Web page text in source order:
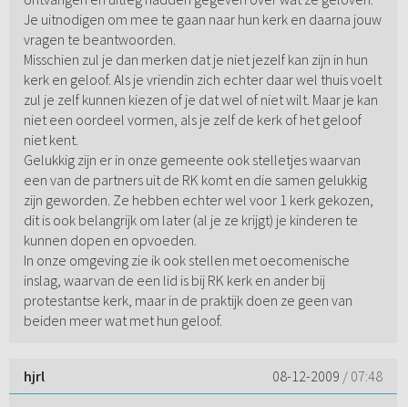
Je uitnodigen om mee te gaan naar hun kerk en daarna jouw
vragen te beantwoorden.
Misschien zul je dan merken dat je niet jezelf kan zijn in hun
kerk en geloof. Als je vriendin zich echter daar wel thuis voelt
zul je zelf kunnen kiezen of je dat wel of niet wilt. Maar je kan
niet een oordeel vormen, als je zelf de kerk of het geloof
niet kent.
Gelukkig zijn er in onze gemeente ook stelletjes waarvan
een van de partners uit de RK komt en die samen gelukkig
zijn geworden. Ze hebben echter wel voor 1 kerk gekozen,
dit is ook belangrijk om later (al je ze krijgt) je kinderen te
kunnen dopen en opvoeden.
In onze omgeving zie ik ook stellen met oecomenische
inslag, waarvan de een lid is bij RK kerk en ander bij
protestantse kerk, maar in de praktijk doen ze geen van
beiden meer wat met hun geloof.
hjrl 08-12-2009 / 07:48